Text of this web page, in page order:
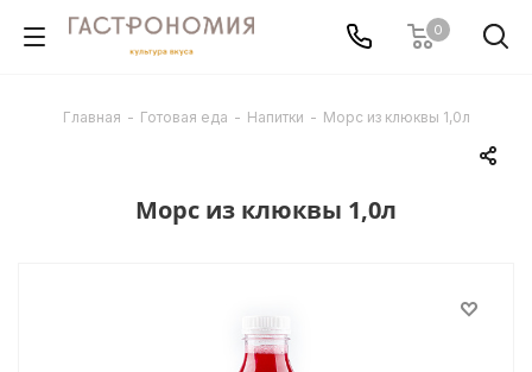
0
Главная - Готовая еда - Напитки - Морс из клюквы 1,0л
Морс из клюквы 1,0л